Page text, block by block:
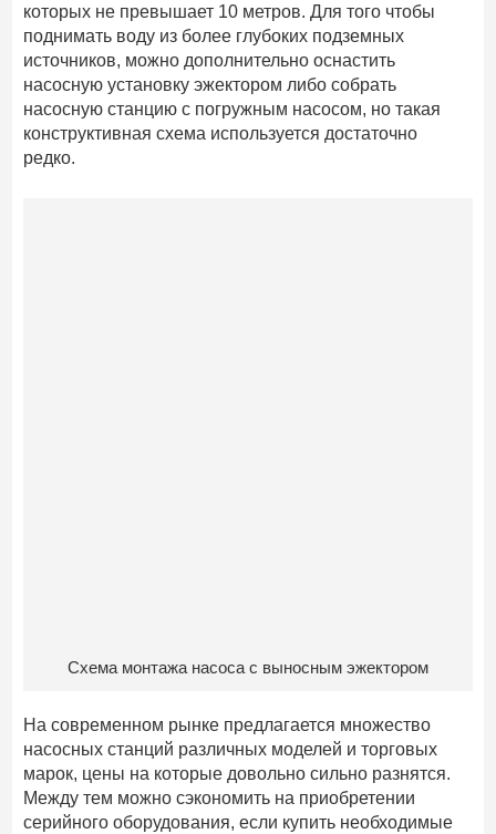
которых не превышает 10 метров. Для того чтобы
поднимать воду из более глубоких подземных
источников, можно дополнительно оснастить
насосную установку эжектором либо собрать
насосную станцию с погружным насосом, но такая
конструктивная схема используется достаточно
редко.
Схема монтажа насоса с выносным эжектором
На современном рынке предлагается множество
насосных станций различных моделей и торговых
марок, цены на которые довольно сильно разнятся.
Между тем можно сэкономить на приобретении
серийного оборудования, если купить необходимые